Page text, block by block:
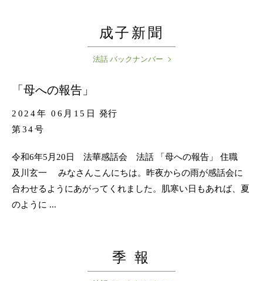
成子新聞
法話 バックナンバー
「母への報告」
2024年 06月15日
発行
第34号
令和6年5月20日 法華感話会 法話 「母への報告」 住職
及川玄一 みなさんこんにちは。昨夜からの雨が感話会に
合わせるようにあがってくれました。肌寒い日もあれば、夏
のように ...
季 報